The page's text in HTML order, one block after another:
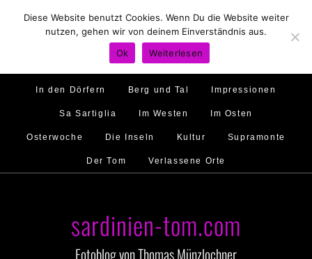
Hirtenland Traumstrände Feste feiern
Golfo di Orosei Im Norden
Murales Ambiente
In den Dörfern Berg und Tal Impressionen
Sa Sartiglia Im Westen Im Osten
Osterwoche Die Inseln Kultur Supramonte
Der Tom Verlassene Orte
sardinien-tom.com
Fotoblog von Thomas Münzlochner
Diese Website benutzt Cookies. Wenn Du die Website weiter
nutzen, gehen wir von deinem Einverständnis aus.
Ok
Weiterlesen